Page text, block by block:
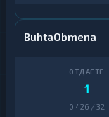
BuhtaObmena
1
0,426 / 32